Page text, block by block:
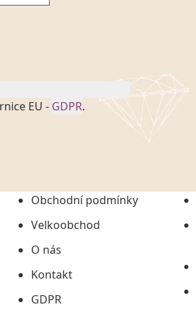
EU - GDPR.
č. 101/2000 Sb. v
uchováním veškerých
údajů či jako jeho
informací, nejdéle
Obchodní podmínky
Velkoobchod
O nás
Kontakt
GDPR